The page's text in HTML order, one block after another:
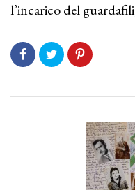
l’incarico del